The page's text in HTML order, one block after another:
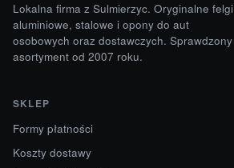
Lokalna firma z Sulmierzyc. Oryginalne felgi
aluminiowe, stalowe i opony do aut
osobowych oraz dostawczych. Sprawdzony
asortyment od 2007 roku.
SKLEP
Formy płatności
Koszty dostawy